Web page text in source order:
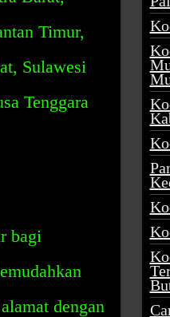
Timur,
Sulawesi
Tenggara
bagi
dengan